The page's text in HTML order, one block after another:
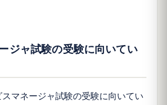
ジャ試験の受験に向いてい
マネージャ試験の受験に向いてい